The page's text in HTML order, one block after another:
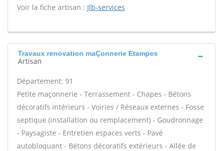
Voir la fiche artisan : Jlb-services
Travaux renovation maÇonnerie Etampes
Artisan
Département: 91
Petite maçonnerie - Terrassement - Chapes - Bétons
décoratifs intérieurs - Voiries / Réseaux externes - Fosse
septique (installation ou remplacement) - Goudronnage
- Paysagiste - Entretien espaces verts - Pavé
autobloquant - Bétons décoratifs extérieurs - Allée de